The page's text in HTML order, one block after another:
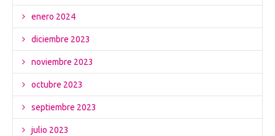
enero 2024
diciembre 2023
noviembre 2023
octubre 2023
septiembre 2023
julio 2023